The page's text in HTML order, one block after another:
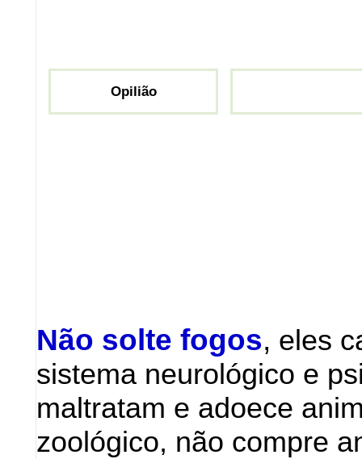
Opilião
Não solte fogos, eles
sistema neurológico e
maltratam e adoece
zoológico, não compre